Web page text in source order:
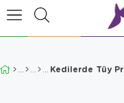
Kedilerde Tüy